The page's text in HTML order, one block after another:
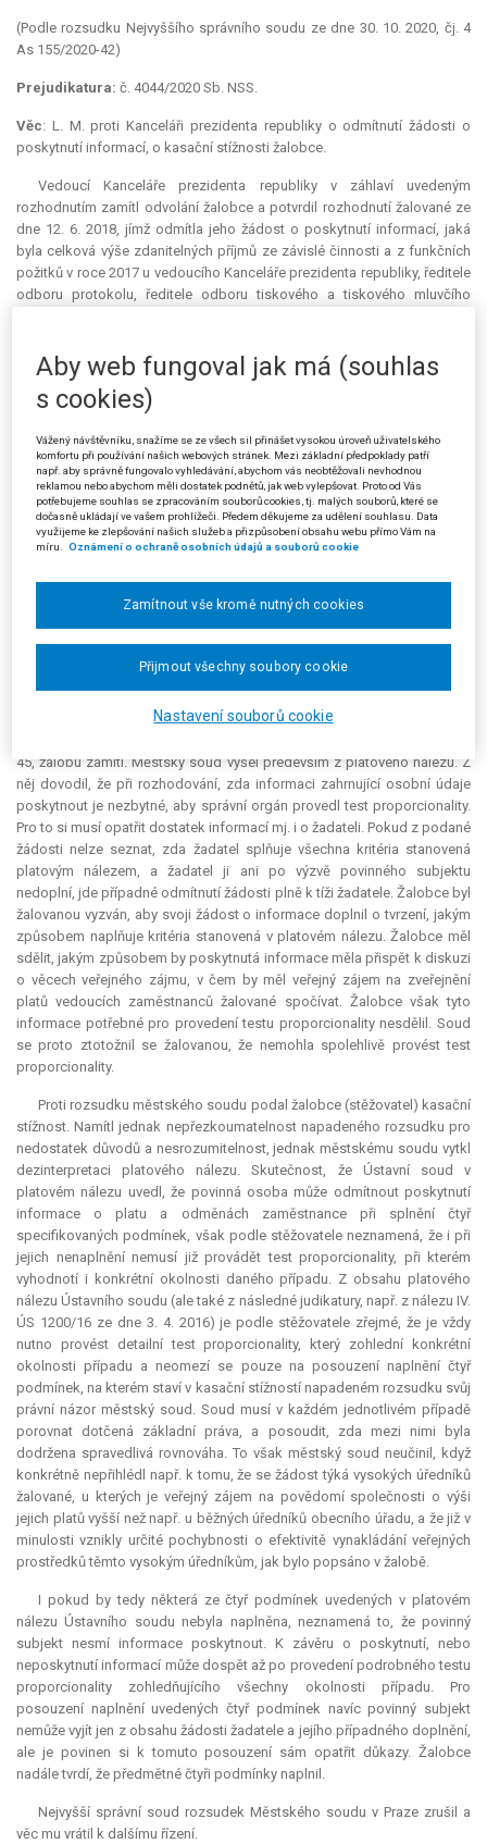
(Podle rozsudku Nejvyššího správního soudu ze dne 30. 10. 2020, čj. 4
As 155/2020-42)
Prejudikatura: č. 4044/2020 Sb. NSS.
Věc: L. M. proti Kanceláři prezidenta republiky o odmítnutí žádosti o
poskytnutí informací, o kasační stížnosti žalobce.
Vedoucí Kanceláře prezidenta republiky v záhlaví uvedeným
rozhodnutím zamítl odvolání žalobce a potvrdil rozhodnutí žalované ze
dne 12. 6. 2018, jímž odmítla jeho žádost o poskytnutí informací, jaká
byla celková výše zdanitelných příjmů ze závislé činnosti a z funkčních
požitků v roce 2017 u vedoucího Kanceláře prezidenta republiky, ředitele
odboru protokolu, ředitele odboru tiskového a tiskového mluvčího
Žalobce podal proti uvedenému rozhodnutí žalobu, v níž namítal, že
rozhodnutí žalované se zcela účelově zaměřuje pouze na hledání
důvodů, proč informace neposkytnout. Nález Ústavního osudu ze dne
17. 10. 2017, sp. zn. IV. ÚS 1378/16 (dále též „platový nález“), přitom
rozhodně nelze interpretovat tak, že informace o platech a odměnách
veřejnosti nepřísluší, pouze pro povinný subjekt stanoví povinnost
poměřovat dotčená ústavní práva. Žalobce vyjádřil přesvědčení, že
veškeré podmínky pro poskytnutí informace jsou splněny. Žalobce
nesouhlasí s názorem žalované, že po vydání platového nálezu již nelze
případě je třeba provádět test proporcionality mezi právem na informaci
zaměstnanců žalované spadají do kategorie zaměstnanců, o jejichž
45, žalobu zamítl. Městský soud vyšel především z platového nálezu. Z
něj dovodil, že při rozhodování, zda informaci zahrnující osobní údaje
poskytnout je nezbytné, aby správní orgán provedl test proporcionality.
Pro to si musí opatřit dostatek informací mj. i o žadateli. Pokud z podané
žádosti nelze seznat, zda žadatel splňuje všechna kritéria stanovená
platovým nálezem, a žadatel ji ani po výzvě povinného subjektu
nedoplní, jde případné odmítnutí žádosti plně k tíži žadatele. Žalobce byl
žalovanou vyzván, aby svoji žádost o informace doplnil o tvrzení, jakým
způsobem naplňuje kritéria stanovená v platovém nálezu. Žalobce měl
sdělit, jakým způsobem by poskytnutá informace měla přispět k diskuzi
o věcech veřejného zájmu, v čem by měl veřejný zájem na zveřejnění
platů vedoucích zaměstnanců žalované spočívat. Žalobce však tyto
informace potřebné pro provedení testu proporcionality nesdělil. Soud
se proto ztotožnil se žalovanou, že nemohla spolehlivě provést test
proporcionality.
Proti rozsudku městského soudu podal žalobce (stěžovatel) kasační
stížnost. Namítl jednak nepřezkoumatelnost napadeného rozsudku pro
nedostatek důvodů a nesrozumitelnost, jednak městskému soudu vytkl
dezinterpretaci platového nálezu. Skutečnost, že Ústavní soud v
platovém nálezu uvedl, že povinná osoba může odmítnout poskytnutí
informace o platu a odměnách zaměstnance při splnění čtyř
specifikovaných podmínek, však podle stěžovatele neznamená, že i při
jejich nenaplnění nemusí již provádět test proporcionality, při kterém
vyhodnotí i konkrétní okolnosti daného případu. Z obsahu platového
nálezu Ústavního soudu (ale také z následné judikatury, např. z nálezu IV.
ÚS 1200/16 ze dne 3. 4. 2016) je podle stěžovatele zřejmé, že je vždy
nutno provést detailní test proporcionality, který zohlední konkrétní
okolnosti případu a neomezí se pouze na posouzení naplnění čtyř
podmínek, na kterém staví v kasační stížností napadeném rozsudku svůj
právní názor městský soud. Soud musí v každém jednotlivém případě
porovnat dotčená základní práva, a posoudit, zda mezi nimi byla
dodržena spravedlivá rovnováha. To však městský soud neučinil, když
konkrétně nepřihlédl např. k tomu, že se žádost týká vysokých úředníků
žalované, u kterých je veřejný zájem na povědomí společnosti o výši
jejich platů vyšší než např. u běžných úředníků obecního úřadu, a že již v
minulosti vznikly určité pochybnosti o efektivitě vynakládání veřejných
prostředků těmto vysokým úředníkům, jak bylo popsáno v žalobě.
I pokud by tedy některá ze čtyř podmínek uvedených v platovém
nálezu Ústavního soudu nebyla naplněna, neznamená to, že povinný
subjekt nesmí informace poskytnout. K závěru o poskytnutí, nebo
neposkytnutí informací může dospět až po provedení podrobného testu
proporcionality zohledňujícího všechny okolnosti případu. Pro
posouzení naplnění uvedených čtyř podmínek navíc povinný subjekt
nemůže vyjít jen z obsahu žádosti žadatele a jejího případného doplnění,
ale je povinen si k tomuto posouzení sám opatřit důkazy. Žalobce
nadále tvrdí, že předmětné čtyři podmínky naplnil.
Nejvyšší správní soud rozsudek Městského soudu v Praze zrušil a
věc mu vrátil k dalšímu řízení.
Aby web fungoval jak má (souhlas
s cookies)
Vážený návštěvníku, snažíme se ze všech sil přinášet vysokou úroveň uživatelského
komfortu při používání našich webových stránek. Mezi základní předpoklady patří
např. aby správně fungovalo vyhledávání, abychom vás neobtěžovali nevhodnou
reklamou nebo abychom měli dostatek podnětů, jak web vylepšovat. Proto od Vás
potřebujeme souhlas se zpracováním souborů cookies, tj. malých souborů, které se
dočasně ukládají ve vašem prohlížeči. Předem děkujeme za udělení souhlasu. Data
využijeme ke zlepšování našich služeb a přizpůsobení obsahu webu přímo Vám na
míru.
Oznámení o ochraně osobních údajů a souborů cookie
Nastavení souborů cookie
Zamítnout vše kromě nutných cookies
Přijmout všechny soubory cookie